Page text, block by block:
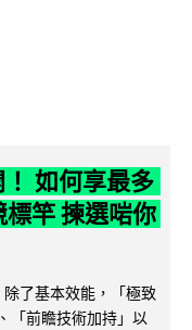
如何享最多
竿 揀選啱你
了基本效能，「極致
「前瞻技術加持」以